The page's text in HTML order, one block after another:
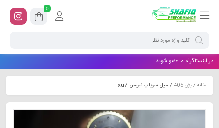
0
در اینستاگرام ما عضو شوید
خانه/پژو 405 / میل سوپاپ نیومن xu7